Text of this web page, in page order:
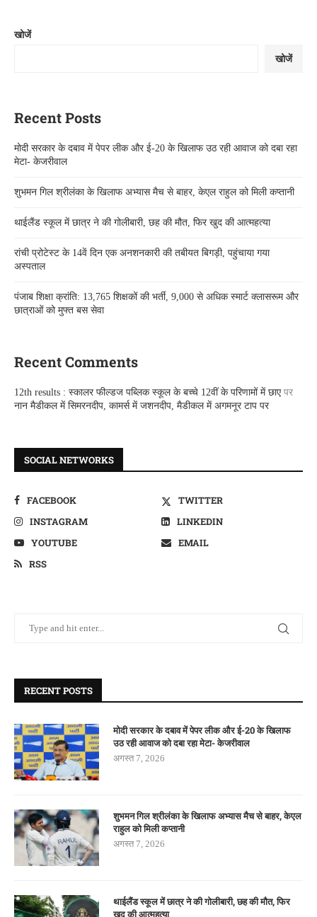
खोजें
खोजें
Recent Posts
मोदी सरकार के दबाव में पेपर लीक और ई-20 के खिलाफ उठ रही आवाज को दबा रहा
मेटा- केजरीवाल
शुभमन गिल श्रीलंका के खिलाफ अभ्यास मैच से बाहर, केएल राहुल को मिली कप्तानी
थाईलैंड स्कूल में छात्र ने की गोलीबारी, छह की मौत, फिर खुद की आत्महत्या
रांची प्रोटेस्ट के 14वें दिन एक अनशनकारी की तबीयत बिगड़ी, पहुंचाया गया
अस्पताल
पंजाब शिक्षा क्रांति: 13,765 शिक्षकों की भर्ती, 9,000 से अधिक स्मार्ट क्लासरूम और
छात्राओं को मुफ्त बस सेवा
Recent Comments
12th results : स्कालर फील्डज पब्लिक स्कूल के बच्चे 12वीं के परिणामों में छाएपर
नान मैडीकल में सिमरनदीप, कामर्स में जशनदीप, मैडीकल में अगमनूर टाप पर
SOCIAL NETWORKS
FACEBOOK
TWITTER
INSTAGRAM
LINKEDIN
YOUTUBE
EMAIL
RSS
RECENT POSTS
मोदी सरकार के दबाव में पेपर लीक और ई-20 के खिलाफ
उठ रही आवाज को दबा रहा मेटा- केजरीवाल
अगस्त 7, 2026
शुभमन गिल श्रीलंका के खिलाफ अभ्यास मैच से बाहर, केएल
राहुल को मिली कप्तानी
अगस्त 7, 2026
थाईलैंड स्कूल में छात्र ने की गोलीबारी, छह की मौत, फिर
खुद की आत्महत्या